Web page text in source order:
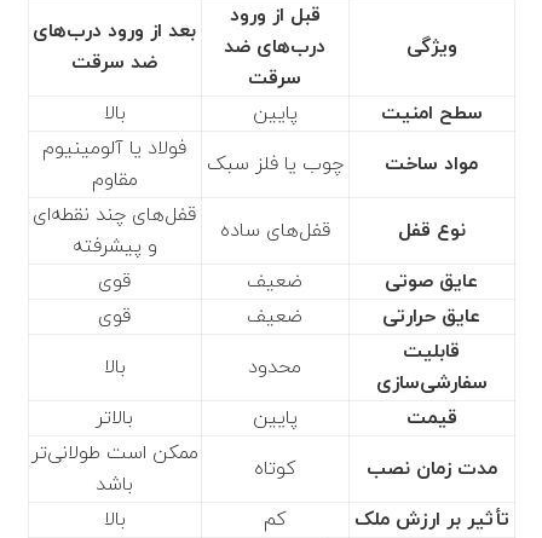
ویژگی
قبل از ورود
درب‌های ضد
سرقت
بعد از ورود درب‌های
ضد سرقت
سطح امنیت
پایین
بالا
مواد ساخت
چوب یا فلز سبک
فولاد یا آلومینیوم
مقاوم
نوع قفل
قفل‌های ساده
قفل‌های چند نقطه‌ای
و پیشرفته
عایق صوتی
ضعیف
قوی
عایق حرارتی
ضعیف
قوی
قابلیت
سفارشی‌سازی
محدود
بالا
قیمت
پایین
بالاتر
مدت زمان نصب
کوتاه
ممکن است طولانی‌تر
باشد
تأثیر بر ارزش ملک
کم
بالا